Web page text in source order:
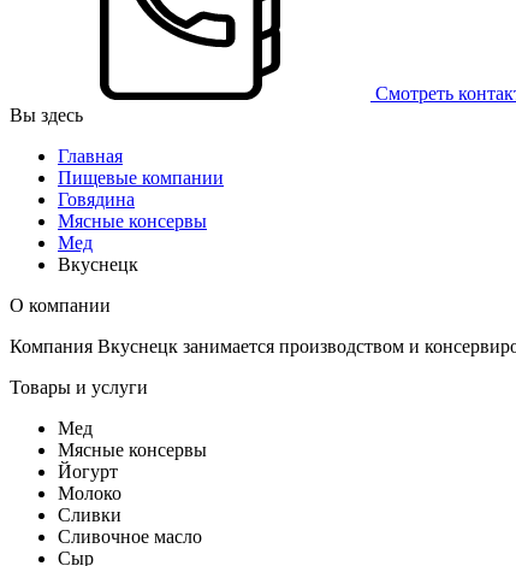
Смотреть
Вы здесь
Главная
Пищевые компании
Говядина
Мясные консервы
Мед
Вкуснецк
О компании
Компания Вкуснецк занимается производством и
Товары и услуги
Мед
Мясные консервы
Йогурт
Молоко
Сливки
Сливочное масло
Сыр